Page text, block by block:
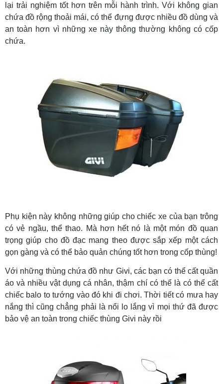
lại trải nghiệm tốt hơn trên mỗi hành trình. Với không gian
chứa đồ rộng thoải mái, có thể đựng được nhiều đồ dùng và
an toàn hơn vì những xe này thông thường không có cốp
chứa.
Phụ kiện này không những giúp cho chiếc xe của bạn trông
có vẻ ngầu, thể thao. Mà hơn hết nó là một món đồ quan
trọng giúp cho đồ đạc mang theo được sắp xếp một cách
gọn gàng và có thể bảo quản chúng tốt hơn trong cốp thùng!
Với những thùng chứa đồ như Givi, các bạn có thể cất quần
áo và nhiều vật dụng cá nhân, thậm chí có thể là có thể cất
chiếc balo to tướng vào đó khi đi chơi. Thời tiết có mưa hay
nắng thì cũng chẳng phải là nổi lo lắng vì mọi thứ đã được
bảo vệ an toàn trong chiếc thùng Givi này rồi